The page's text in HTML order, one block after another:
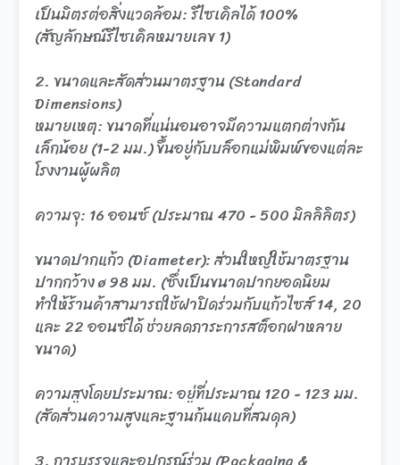
เป็นมิตรต่อสิ่งแวดล้อม: รีไซเคิลได้ 100%
(สัญลักษณ์รีไซเคิลหมายเลข 1)
2. ขนาดและสัดส่วนมาตรฐาน (Standard
Dimensions)
หมายเหตุ: ขนาดที่แน่นอนอาจมีความแตกต่างกัน
เล็กน้อย (1-2 มม.) ขึ้นอยู่กับบล็อกแม่พิมพ์ของแต่ละ
โรงงานผู้ผลิต
ความจุ: 16 ออนซ์ (ประมาณ 470 - 500 มิลลิลิตร)
ขนาดปากแก้ว (Diameter): ส่วนใหญ่ใช้มาตรฐาน
ปากกว้าง ø 98 มม. (ซึ่งเป็นขนาดปากยอดนิยม
ทำให้ร้านค้าสามารถใช้ฝาปิดร่วมกับแก้วไซส์ 14, 20
และ 22 ออนซ์ได้ ช่วยลดภาระการสต็อกฝาหลาย
ขนาด)
ความสูงโดยประมาณ: อยู่ที่ประมาณ 120 - 123 มม.
(สัดส่วนความสูงและฐานก้นแคบที่สมดุล)